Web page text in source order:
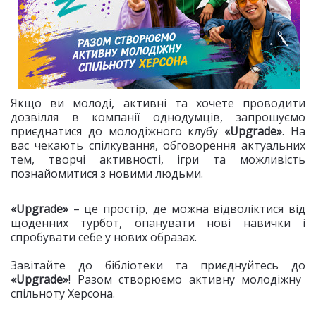
Якщо ви молоді, активні та хочете проводити
дозвілля в компанії однодумців, запрошуємо
приєднатися до молодіжного клубу «Upgrade». На
вас чекають спілкування, обговорення актуальних
тем, творчі активності, ігри та можливість
познайомитися з новими людьми.
«Upgrade» – це простір, де можна відволіктися від
щоденних турбот, опанувати нові навички і
спробувати себе у нових образах.
Завітайте до бібліотеки та приєднуйтесь до
«Upgrade»! Разом створюємо активну молодіжну
спільноту Херсона.